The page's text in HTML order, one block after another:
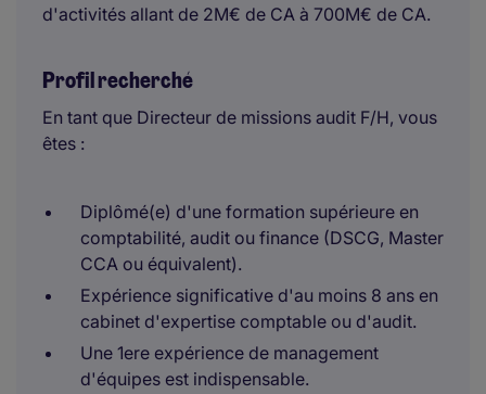
d'activités allant de 2M€ de CA à 700M€ de CA.
Profil recherché
En tant que Directeur de missions audit F/H, vous
êtes :
Diplômé(e) d'une formation supérieure en
comptabilité, audit ou finance (DSCG, Master
CCA ou équivalent).
Expérience significative d'au moins 8 ans en
cabinet d'expertise comptable ou d'audit.
Une 1ere expérience de management
d'équipes est indispensable.